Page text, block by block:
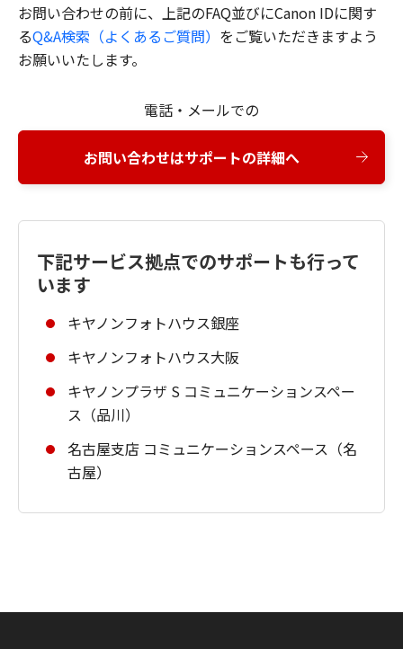
お問い合わせの前に、上記のFAQ並びにCanon IDに関す
るQ&A検索（よくあるご質問） をご覧いただきますよう
お願いいたします。
電話・メールでの
お問い合わせはサポートの詳細へ
下記サービス拠点でのサポートも行って
います
キヤノンフォトハウス銀座
キヤノンフォトハウス大阪
キヤノンプラザ S コミュニケーションスペー
ス（品川）
名古屋支店 コミュニケーションスペース（名
古屋）